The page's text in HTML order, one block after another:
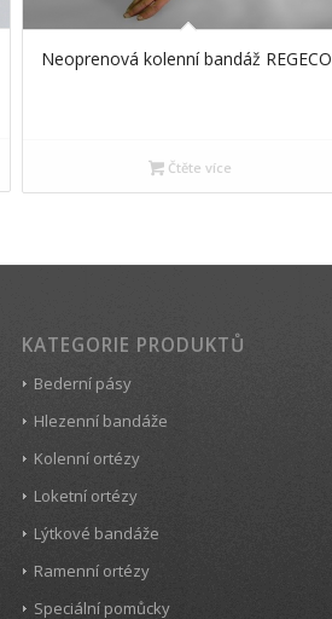
Neoprenová kolenní bandáž REGECO
Čtěte více
KATEGORIE PRODUKTŮ
Bederní pásy
Hlezenní bandáže
Kolenní ortézy
Loketní ortézy
Lýtkové bandáže
Ramenní ortézy
Speciální pomůcky